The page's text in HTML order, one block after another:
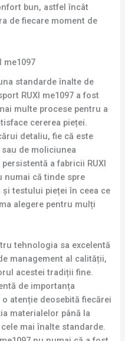
bun, astfel încât
de fiecare moment de
me1097
standarde înalte de
RUXI me1097 a fost
multe procese pentru a
cererea pieței.
detaliu, fie că este
de moliciunea
a fabricii RUXI
numai că tinde spre
testului pieței în ceea ce
alegere pentru mulți
tehnologia sa excelentă
management al calității,
acestei tradiții fine.
de importanța
atenție deosebită fiecărei
materialelor până la
mai înalte standarde.